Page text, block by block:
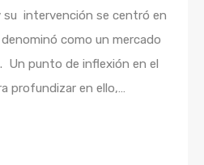
su intervención se centró en
denominó como un mercado
Un punto de inflexión en el
profundizar en ello,…